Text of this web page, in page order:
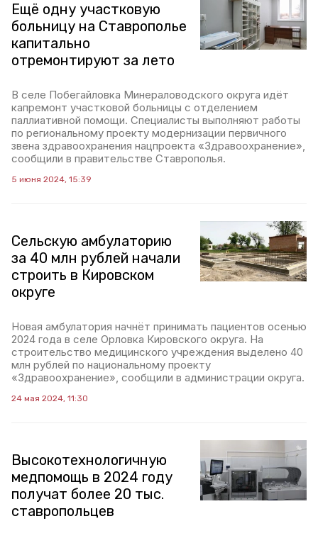
Ещё одну участковую
больницу на Ставрополье
капитально
отремонтируют за лето
В селе Побегайловка Минераловодского округа идёт
капремонт участковой больницы с отделением
паллиативной помощи. Специалисты выполняют работы
по региональному проекту модернизации первичного
звена здравоохранения нацпроекта «Здравоохранение»,
сообщили в правительстве Ставрополья.
5 июня 2024, 15:39
Сельскую амбулаторию
за 40 млн рублей начали
строить в Кировском
округе
Новая амбулатория начнёт принимать пациентов осенью
2024 года в селе Орловка Кировского округа. На
строительство медицинского учреждения выделено 40
млн рублей по национальному проекту
«Здравоохранение», сообщили в администрации округа.
24 мая 2024, 11:30
Высокотехнологичную
медпомощь в 2024 году
получат более 20 тыс.
ставропольцев